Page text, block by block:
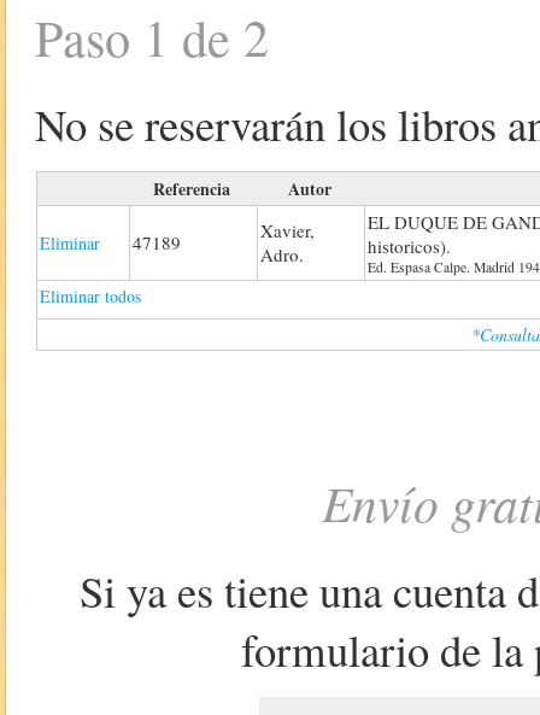
Paso 1 de 2
No se reservarán los libros
Referencia Autor
Eliminar 47189
Xavier,
Adro.
EL DUQUE DE
historicos).
Ed. Espasa Calpe. Madrid
Eliminar todos
Envío
Si ya es tiene una cuenta
formulario de la